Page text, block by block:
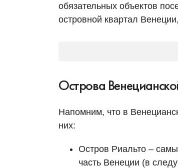
обязательных объектов
островной квартал
Острова
Напомним, что в
них:
Остров Риальто –
часть Венеции (в